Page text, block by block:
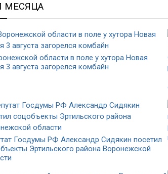
МЕСЯЦА
области в поле у хутора Новая
3 августа загорелся комбайн
Госдумы РФ Александр Сидякин посетил
Эртильского района Воронежской